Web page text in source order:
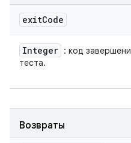
exitCode
Integer : код
теста.
Возвраты